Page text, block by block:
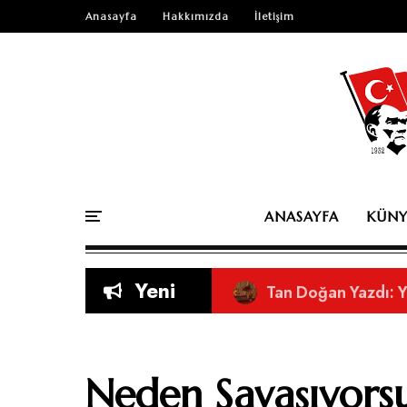
Anasayfa Hakkımızda İletişim
ANASAYFA
Yeni Tan Doğan Yazdı:
Orkun Cabi Yazdı:
Orkun Cabi Yazdı:
Sosyal Medyanın
Eleştirel Bir
Doğru Nefesle
Kitap mı Yazdınız?
Neden